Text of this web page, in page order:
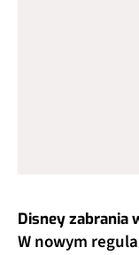
Disney zabrania
W nowym